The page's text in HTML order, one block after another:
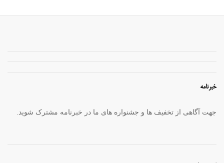
خبرنامه
جهت آگاهی از تخفیف ها و جشنواره های ما در خبرنامه مشترک شوید.